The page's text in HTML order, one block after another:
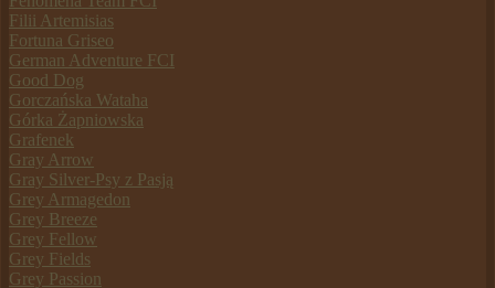
Filii Artemisias
Fortuna Griseo
German Adventure FCI
Good Dog
Gorczańska Wataha
Górka Żapniowska
Grafenek
Gray Arrow
Gray Silver-Psy z Pasją
Grey Armagedon
Grey Breeze
Grey Fellow
Grey Fields
Grey Passion